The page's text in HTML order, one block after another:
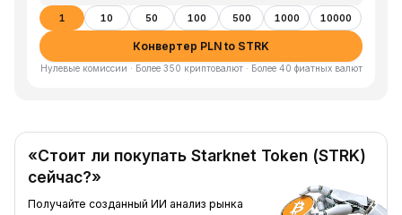
1 10 50 100 500 1000 10000
Конвертер PLN to STRK
Нулевые комиссии · Более 350 криптовалют · Более 40 фиатных валют
«Стоит ли покупать Starknet Token (STRK)
сейчас?»
Получайте созданный ИИ анализ рынка